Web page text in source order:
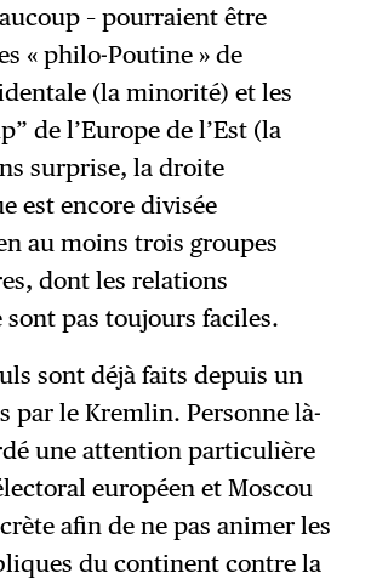
– pourraient être
« philo-Poutine » de
(la minorité) et les
de l’Europe de l’Est (la
surprise, la droite
est encore divisée
au moins trois groupes
dont les relations
pas toujours faciles.
sont déjà faits depuis un
par le Kremlin. Personne là-
une attention particulière
européen et Moscou
afin de ne pas animer les
du continent contre la